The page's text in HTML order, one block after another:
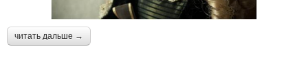
читать дальше →